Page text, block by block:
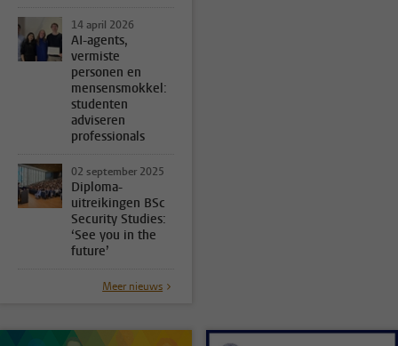
14 april 2026
AI-agents,
vermiste
personen en
mensensmokkel:
studenten
adviseren
professionals
02 september 2025
Diploma-
uitreikingen BSc
Security Studies:
‘See you in the
future’
Meer nieuws